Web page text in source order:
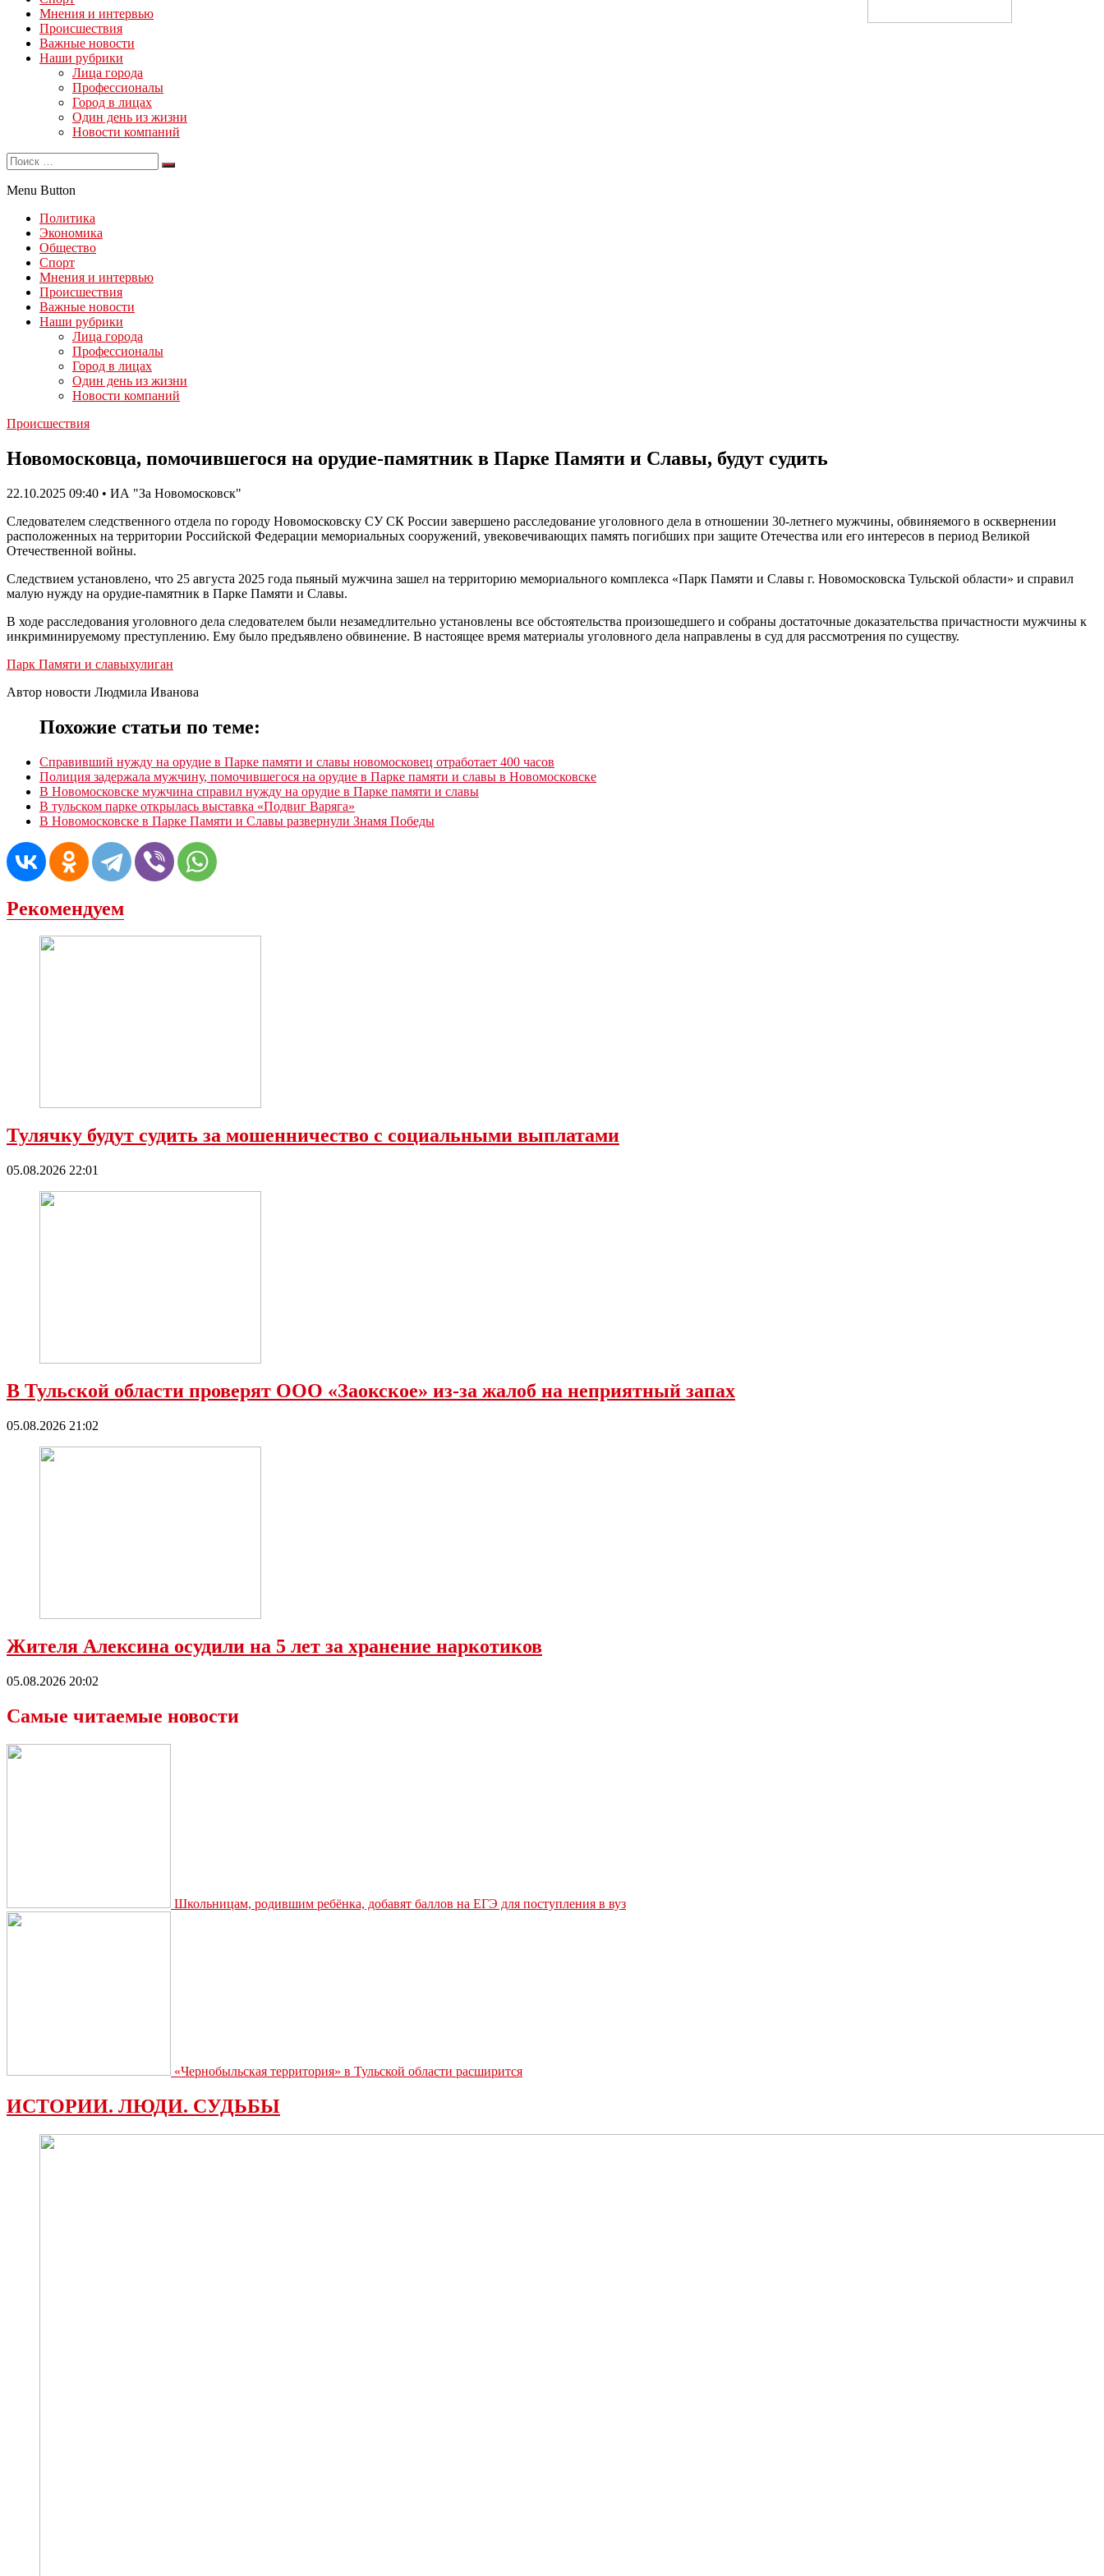
Мнения и интервью
Происшествия
Важные новости
Наши рубрики
Лица города
Профессионалы
Город в лицах
Один день из жизни
Новости компаний
Menu Button
Политика
Экономика
Общество
Спорт
Мнения и интервью
Происшествия
Важные новости
Наши рубрики
Лица города
Профессионалы
Город в лицах
Один день из жизни
Новости компаний
Происшествия
Новомосковца, помочившегося на орудие-памятник в Парке Памяти и Славы, будут судить
22.10.2025 09:40 • ИА "За Новомосковск"
Следователем следственного отдела по городу Новомосковску СУ СК России завершено расследование уголовного дела в отношении 30-летнего мужчины, обвиняемого в осквернении
расположенных на территории Российской Федерации мемориальных сооружений, увековечивающих память погибших при защите Отечества или его интересов в период Великой
Отечественной войны.
Следствием установлено, что 25 августа 2025 года пьяный мужчина зашел на территорию мемориального комплекса «Парк Памяти и Славы г. Новомосковска Тульской области» и справил
малую нужду на орудие-памятник в Парке Памяти и Славы.
В ходе расследования уголовного дела следователем были незамедлительно установлены все обстоятельства произошедшего и собраны достаточные доказательства причастности мужчины к
инкриминируемому преступлению. Ему было предъявлено обвинение. В настоящее время материалы уголовного дела направлены в суд для рассмотрения по существу.
Парк Памяти и славыхулиган
Автор новости Людмила Иванова
Похожие статьи по теме:
Справивший нужду на орудие в Парке памяти и славы новомосковец отработает 400 часов
Полиция задержала мужчину, помочившегося на орудие в Парке памяти и славы в Новомосковске
В Новомосковске мужчина справил нужду на орудие в Парке памяти и славы
В тульском парке открылась выставка «Подвиг Варяга»
В Новомосковске в Парке Памяти и Славы развернули Знамя Победы
Рекомендуем
Тулячку будут судить за мошенничество с социальными выплатами
05.08.2026 22:01
В Тульской области проверят ООО «Заокское» из-за жалоб на неприятный запах
05.08.2026 21:02
Жителя Алексина осудили на 5 лет за хранение наркотиков
05.08.2026 20:02
Самые читаемые новости
Школьницам, родившим ребёнка, добавят баллов на ЕГЭ для поступления в вуз
«Чернобыльская территория» в Тульской области расширится
ИСТОРИИ. ЛЮДИ. СУДЬБЫ